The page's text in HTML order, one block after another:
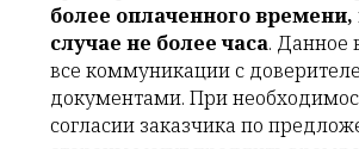
более оплаченного
случае не более часа. Данное
все коммуникации с
документами. При
согласии заказчика по